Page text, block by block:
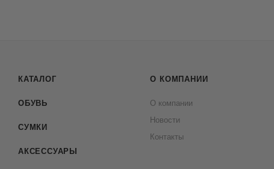
КАТАЛОГ
ОБУВЬ
СУМКИ
АКСЕССУАРЫ
О КОМПАНИИ
О компании
Новости
Контакты